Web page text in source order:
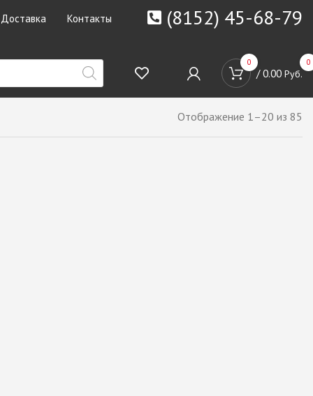
Доставка Контакты (8152) 45-68-79
0 0
/ 0.00 Руб.
Отображение 1–20 из 85